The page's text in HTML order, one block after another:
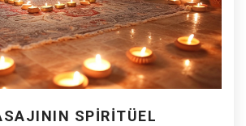
SPIRITÜEL